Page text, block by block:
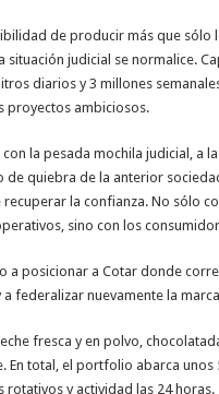
de producir más que sólo
situación judicial se normalice.
diarios y 3 millones
proyectos ambiciosos.
con la pesada mochila judicial, a
de quiebra de la anterior
la confianza. No sólo
sino con los
a posicionar a Cotar donde
a federalizar nuevamente la
fresca y en polvo,
En total, el portfolio abarca
rotativos y actividad las 24 horas.